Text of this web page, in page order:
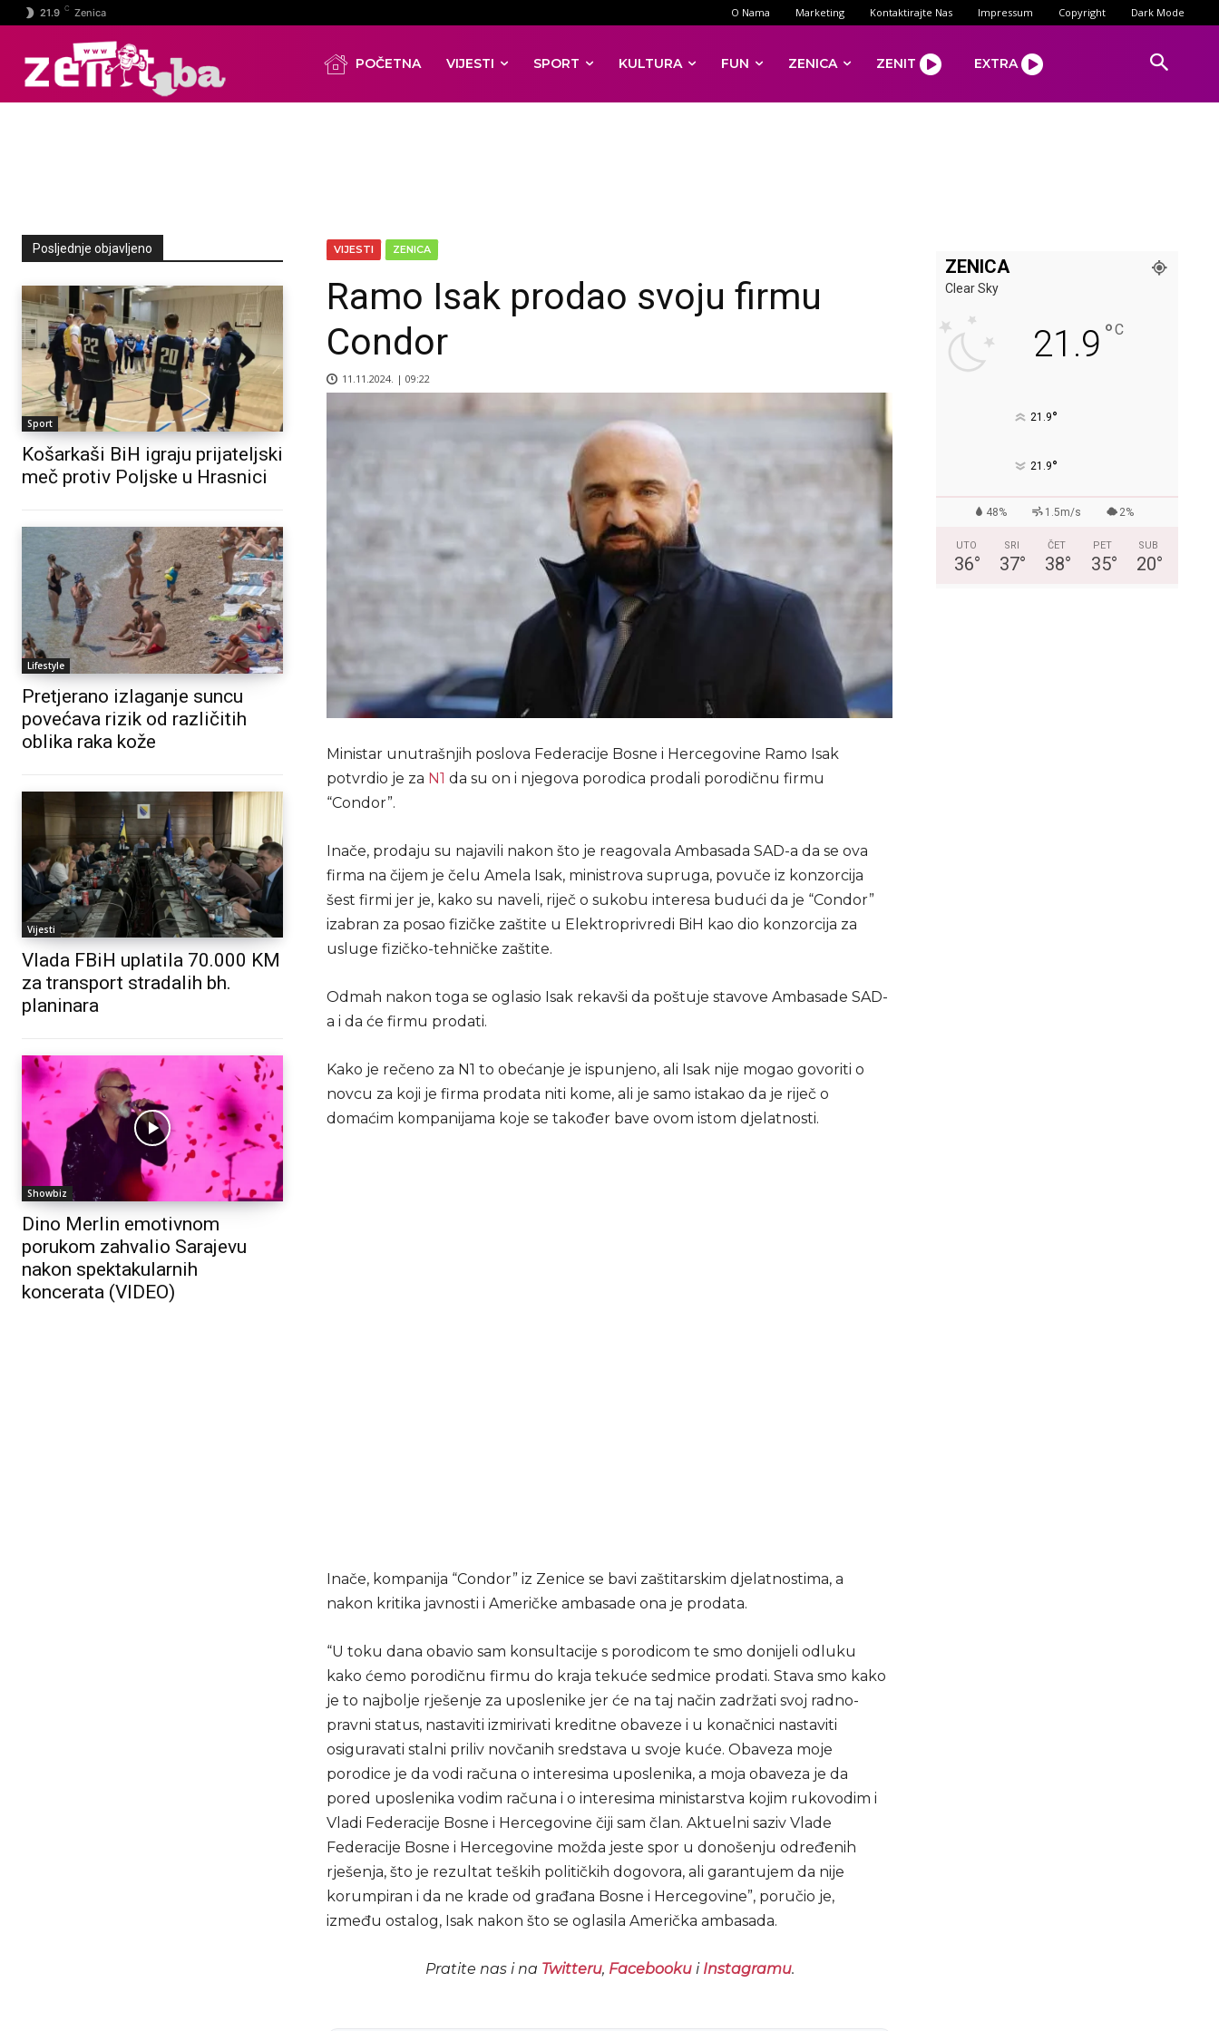
21.9 C Zenica O Nama Marketing Kontaktirajte Nas Impressum Copyright Dark Mode
POČETNA VIJESTI SPORT KULTURA FUN ZENICA ZENIT EXTRA
Posljednje objavljeno
Sport
Košarkaši BiH igraju prijateljski
meč protiv Poljske u Hrasnici
Lifestyle
Pretjerano izlaganje suncu
povećava rizik od različitih
oblika raka kože
Vijesti
Vlada FBiH uplatila 70.000 KM
za transport stradalih bh.
planinara
Showbiz
Dino Merlin emotivnom
porukom zahvalio Sarajevu
nakon spektakularnih
koncerata (VIDEO)
VIJESTI ZENICA
Ramo Isak prodao svoju firmu
Condor
11.11.2024. | 09:22
Ministar unutrašnjih poslova Federacije Bosne i Hercegovine Ramo Isak
potvrdio je za N1 da su on i njegova porodica prodali porodičnu firmu
“Condor”.
Inače, prodaju su najavili nakon što je reagovala Ambasada SAD-a da se ova
firma na čijem je čelu Amela Isak, ministrova supruga, povuče iz konzorcija
šest firmi jer je, kako su naveli, riječ o sukobu interesa budući da je “Condor”
izabran za posao fizičke zaštite u Elektroprivredi BiH kao dio konzorcija za
usluge fizičko-tehničke zaštite.
Odmah nakon toga se oglasio Isak rekavši da poštuje stavove Ambasade SAD-
a i da će firmu prodati.
Kako je rečeno za N1 to obećanje je ispunjeno, ali Isak nije mogao govoriti o
novcu za koji je firma prodata niti kome, ali je samo istakao da je riječ o
domaćim kompanijama koje se također bave ovom istom djelatnosti.
Inače, kompanija “Condor” iz Zenice se bavi zaštitarskim djelatnostima, a
nakon kritika javnosti i Američke ambasade ona je prodata.
“U toku dana obavio sam konsultacije s porodicom te smo donijeli odluku
kako ćemo porodičnu firmu do kraja tekuće sedmice prodati. Stava smo kako
je to najbolje rješenje za uposlenike jer će na taj način zadržati svoj radno-
pravni status, nastaviti izmirivati kreditne obaveze i u konačnici nastaviti
osiguravati stalni priliv novčanih sredstava u svoje kuće. Obaveza moje
porodice je da vodi računa o interesima uposlenika, a moja obaveza je da
pored uposlenika vodim računa i o interesima ministarstva kojim rukovodim i
Vladi Federacije Bosne i Hercegovine čiji sam član. Aktuelni saziv Vlade
Federacije Bosne i Hercegovine možda jeste spor u donošenju određenih
rješenja, što je rezultat teških političkih dogovora, ali garantujem da nije
korumpiran i da ne krade od građana Bosne i Hercegovine”, poručio je,
između ostalog, Isak nakon što se oglasila Američka ambasada.
Pratite nas i na Twitteru, Facebookui Instagramu.
ZENICA
Clear Sky
21.9 °C
21.9°
21.9°
48% 1.5m/s 2%
UTO
36°
SRI
37°
ČET
38°
PET
35°
SUB
20°